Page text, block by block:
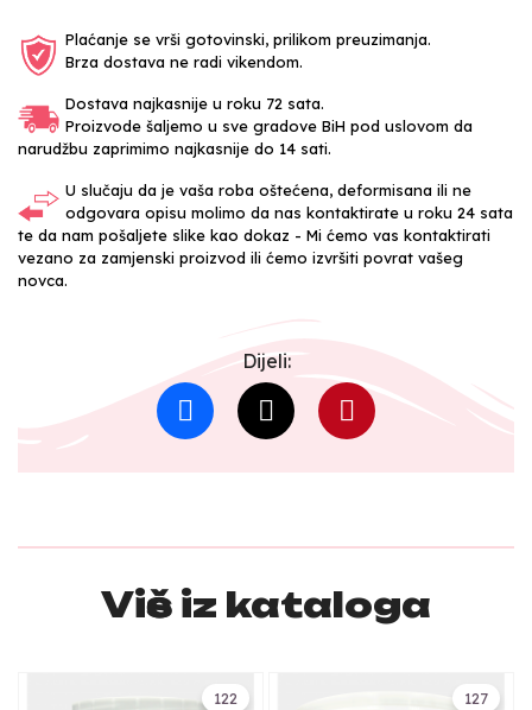
Plaćanje se vrši gotovinski, prilikom preuzimanja.
Brza dostava ne radi vikendom.
Dostava najkasnije u roku 72 sata.
Proizvode šaljemo u sve gradove BiH pod uslovom da
narudžbu zaprimimo najkasnije do 14 sati.
U slučaju da je vaša roba oštećena, deformisana ili ne
odgovara opisu molimo da nas kontaktirate u roku 24 sata
te da nam pošaljete slike kao dokaz - Mi ćemo vas kontaktirati
vezano za zamjenski proizvod ili ćemo izvršiti povrat vašeg
novca.
Dijeli:
Više iz kataloga
122 127